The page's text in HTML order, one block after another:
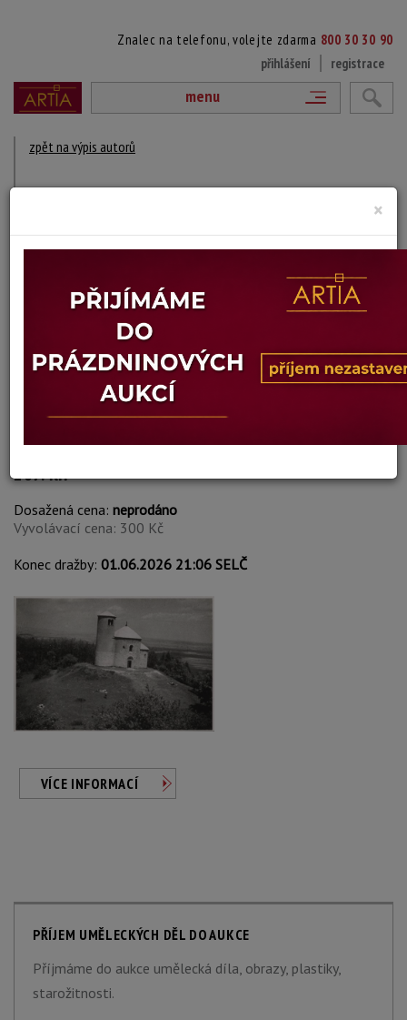
Znalec na telefonu, volejte zdarma 800 30 30 90
přihlášení
registrace
menu
zpět na výpis autorů
?
DÍLA V AUKCÍCH
Autor:Jiří Chyský
267. ŘÍP
Dosažená cena: neprodáno
Vyvolávací cena: 300 Kč
Konec dražby: 01.06.2026 21:06 SELČ
VÍCE INFORMACÍ
PŘÍJEM UMĚLECKÝCH DĚL DO AUKCE
Příjmáme do aukce umělecká díla, obrazy, plastiky,
starožitnosti.
×